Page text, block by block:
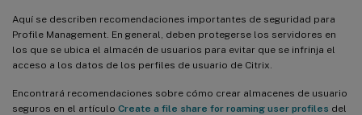
Aquí se describen recomendaciones importantes de seguridad para
Profile Management. En general, deben protegerse los servidores en
los que se ubica el almacén de usuarios para evitar que se infrinja el
acceso a los datos de los perfiles de usuario de Citrix.
Encontrará recomendaciones sobre cómo crear almacenes de usuario
seguros en el artículo Create a file share for roaming user profiles del